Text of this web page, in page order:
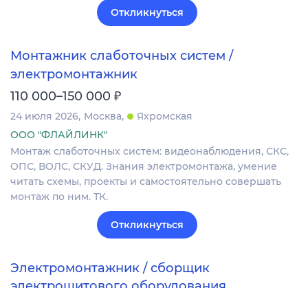
Откликнуться
Монтажник слаботочных систем /
электромонтажник
110 000–150 000 ₽
24 июля 2026 Москва
Яхромская
ООО "ФЛАЙЛИНК"
Монтаж слаботочных систем: видеонаблюдения, СКС,
ОПС‚ ВОЛС, СКУД. Знания электромонтажа, умение
читать схемы, проекты и самостоятельно совершать
монтаж по ним. ТК.
Откликнуться
Электромонтажник / сборщик